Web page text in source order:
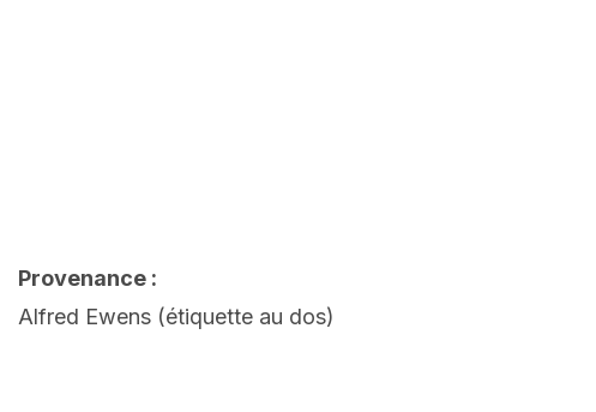
Provenance :
Alfred Ewens (étiquette au dos)